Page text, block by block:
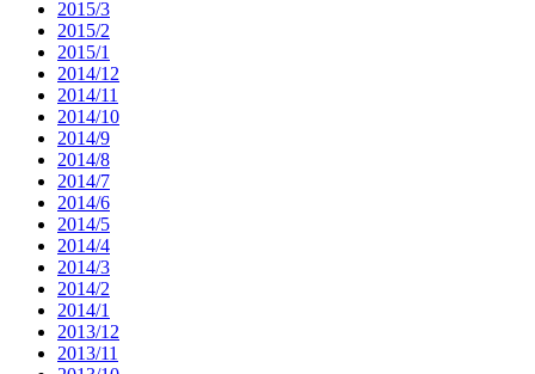
2015/3
2015/2
2015/1
2014/12
2014/11
2014/10
2014/9
2014/8
2014/7
2014/6
2014/5
2014/4
2014/3
2014/2
2014/1
2013/12
2013/11